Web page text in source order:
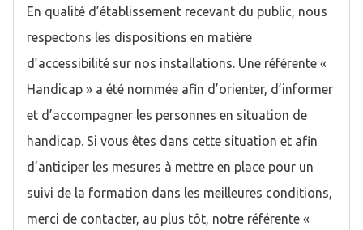
En qualité d’établissement recevant du public, nous
respectons les dispositions en matière
d’accessibilité sur nos installations. Une référente «
Handicap » a été nommée afin d’orienter, d’informer
et d’accompagner les personnes en situation de
handicap. Si vous êtes dans cette situation et afin
d’anticiper les mesures à mettre en place pour un
suivi de la formation dans les meilleures conditions,
merci de contacter, au plus tôt, notre référente «